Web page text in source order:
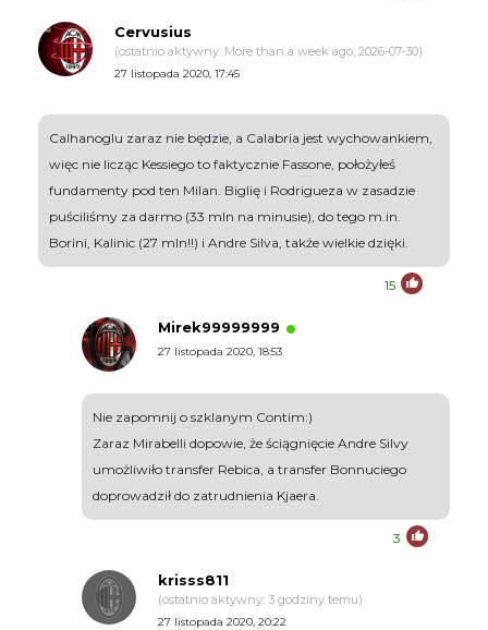
Cervusius
(ostatnio aktywny: More than a week ago, 2026-07-30)
27 listopada 2020, 17:45
Calhanoglu zaraz nie będzie, a Calabria jest wychowankiem,
więc nie licząc Kessiego to faktycznie Fassone, położyłeś
fundamenty pod ten Milan. Biglię i Rodrigueza w zasadzie
puściliśmy za darmo (33 mln na minusie), do tego m.in.
Borini, Kalinic (27 mln!!) i Andre Silva, także wielkie dzięki.
15
Mirek99999999
27 listopada 2020, 18:53
Nie zapomnij o szklanym Contim:)
Zaraz Mirabelli dopowie, że ściągnięcie Andre Silvy
umożliwiło transfer Rebica, a transfer Bonnuciego
doprowadził do zatrudnienia Kjaera.
3
krisss811
(ostatnio aktywny: 3 godziny temu)
27 listopada 2020, 20:22